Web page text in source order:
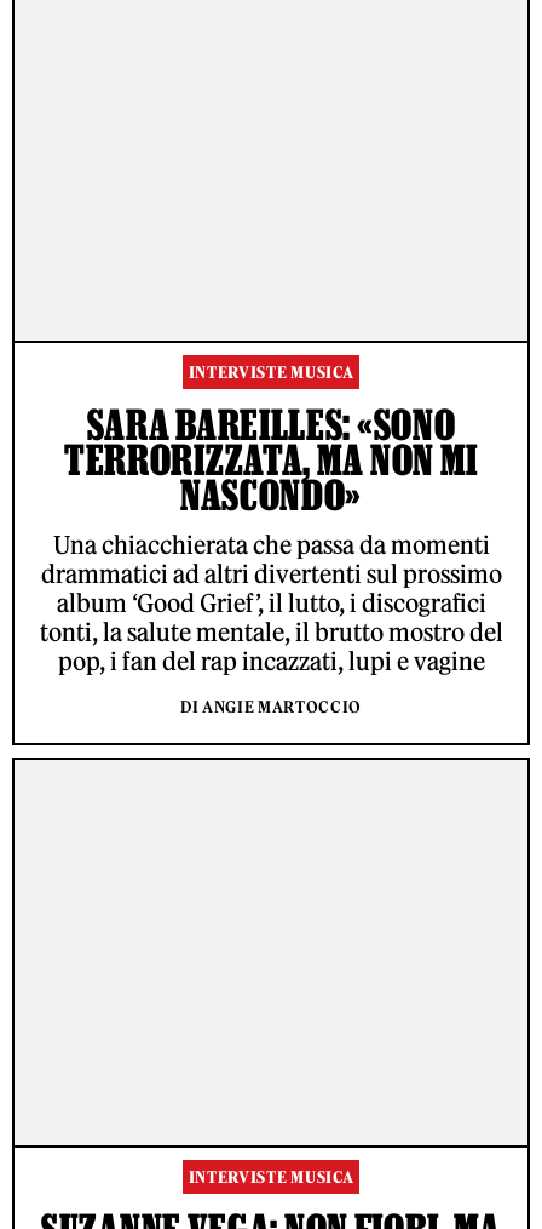
INTERVISTE MUSICA
SARA BAREILLES: «SONO
TERRORIZZATA, MA NON MI
NASCONDO»
Una chiacchierata che passa da momenti
drammatici ad altri divertenti sul prossimo
album ‘Good Grief’, il lutto, i discografici
tonti, la salute mentale, il brutto mostro del
pop, i fan del rap incazzati, lupi e vagine
DI ANGIE MARTOCCIO
INTERVISTE MUSICA